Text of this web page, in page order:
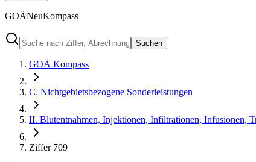
GOÄNeuKompass
Suchen
GOÄ Kompass
C. Nichtgebietsbezogene Sonderleistungen
II. Blutentnahmen, Injektionen, Infiltrationen, Infusionen,
Ziffer 709